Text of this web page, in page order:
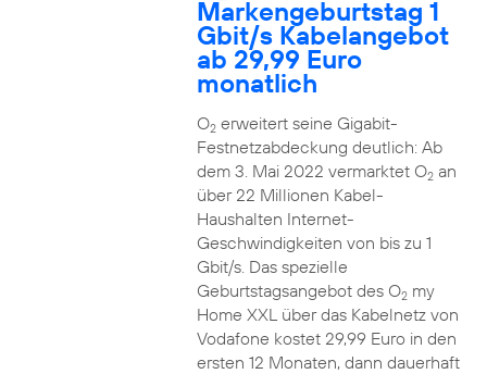
Markengeburtstag 1
Gbit/s Kabelangebot
ab 29,99 Euro
monatlich
O2erweitert seine Gigabit-
Festnetzabdeckung deutlich: Ab
dem 3. Mai 2022 vermarktet O2an
über 22 Millionen Kabel-
Haushalten Internet-
Geschwindigkeiten von bis zu 1
Gbit/s. Das spezielle
Geburtstagsangebot des O2my
Home XXL über das Kabelnetz von
Vodafone kostet 29,99 Euro in den
ersten 12 Monaten, dann dauerhaft